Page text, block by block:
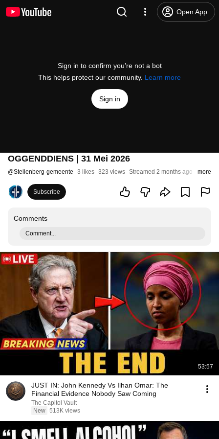
Open App
Sign in to confirm you’re not a bot
This helps protect our community. Learn more
Sign in
OGGENDDIENS | 31 Mei 2026
@Stellenberg-gemeente 3 likes 323 views Streamed 2 months ago more
Subscribe
Comments
Comment...
53:57
JUST IN: John Kennedy Vs Ilhan Omar: The
Financial Evidence Nobody Saw Coming
The Capitol Vault
New 513K views